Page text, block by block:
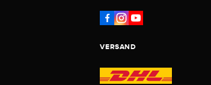
VERSAND